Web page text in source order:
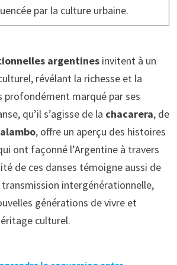
par la culture urbaine.
argentinesinvitent à un
révélant la richesse et la
profondément marqué par ses
qu’il s’agisse de la chacarera, de
, offre un aperçu des histoires
ont façonné l’Argentine à travers
de ces danses témoigne aussi de
transmission intergénérationnelle,
générations de vivre et
culturel.